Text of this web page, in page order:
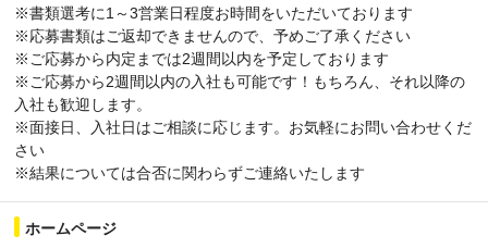
※書類選考に1～3営業日程度お時間をいただいております
※応募書類はご返却できませんので、予めご了承ください
※ご応募から内定までは2週間以内を予定しております
※ご応募から2週間以内の入社も可能です！もちろん、それ以降の
入社も歓迎します。
※面接日、入社日はご相談に応じます。お気軽にお問い合わせくだ
さい
※結果については合否に関わらずご連絡いたします
ホームページ